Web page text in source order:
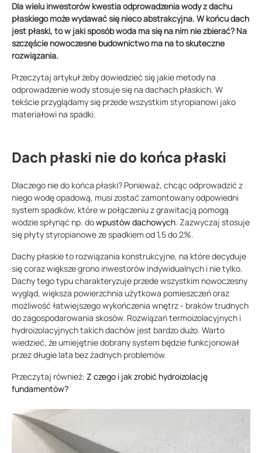
Dla wielu inwestorów kwestia odprowadzenia wody z dachu
płaskiego może wydawać się nieco abstrakcyjna. W końcu dach
jest płaski, to w jaki sposób woda ma się na nim nie zbierać? Na
szczęście nowoczesne budownictwo ma na to skuteczne
rozwiązania.
Przeczytaj artykuł żeby dowiedzieć się jakie metody na
odprowadzenie wody stosuje się na dachach płaskich. W
tekście przyglądamy się przede wszystkim styropianowi jako
materiałowi na spadki.
Dach płaski nie do końca płaski
Dlaczego nie do końca płaski? Ponieważ, chcąc odprowadzić z
niego wodę opadową, musi zostać zamontowany odpowiedni
system spadków, które w połączeniu z grawitacją pomogą
wodzie spłynąć np. dowpustów dachowych. Zazwyczaj stosuje
się płyty styropianowe ze spadkiem od 1,5 do 2%.
Dachy płaskie to rozwiązania konstrukcyjne, na które decyduje
się coraz większe grono inwestorów indywidualnych i nie tylko.
Dachy tego typu charakteryzuje przede wszystkim nowoczesny
wygląd, większa powierzchnia użytkowa pomieszczeń oraz
możliwość łatwiejszego wykończenia wnętrz - braków trudnych
do zagospodarowania skosów. Rozwiązań termoizolacyjnych i
hydroizolacyjnych takich dachów jest bardzo dużo. Warto
wiedzieć, że umiejętnie dobrany system będzie funkcjonował
przez długie lata bez żadnych problemów.
Przeczytaj również: Z czego i jak zrobić hydroizolację
fundamentów?